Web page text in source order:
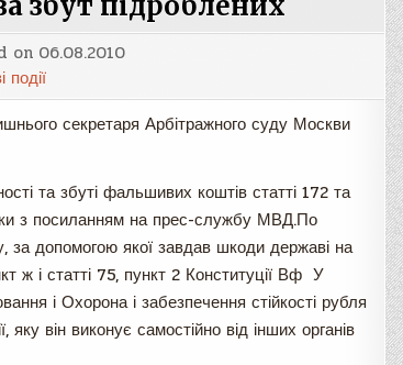
on 06.08.2010
події
секретаря Арбітражного суду Москви
та збуті фальшивих коштів статті 172 та
з посиланням на прес-службу МВД.По
за допомогою якої завдав шкоди державі на
ж і статті 75, пункт 2 Конституції Вф У
і Охорона і забезпечення стійкості рубля
він виконує самостійно від інших органів